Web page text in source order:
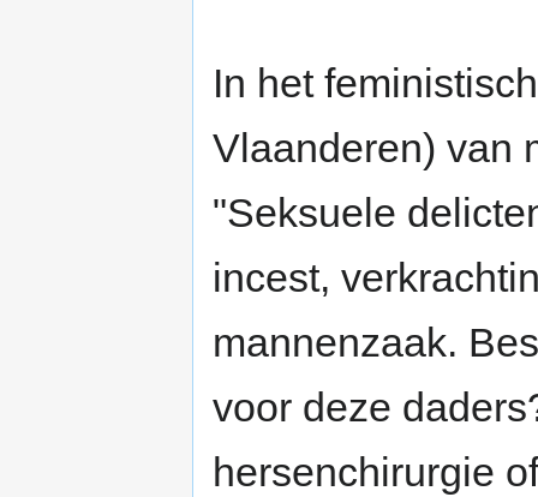
In het
Vlaanderen) van
"Seksuele
incest,
mannenzaak.
voor deze
hersenchirurgie